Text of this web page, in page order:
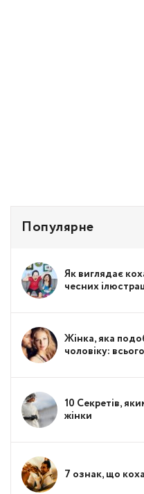
Популярне
Як виглядає
чесних
Жінка, яка
чоловіку:
10 Секретів,
жінки
7 ознак, що